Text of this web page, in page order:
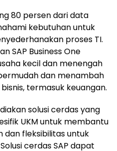
80 persen dari data
kebutuhan untuk
proses TI.
SAP Business One
kecil dan menengah
dan menambah
termasuk keuangan.
solusi cerdas yang
UKM untuk membantu
dan fleksibilitas untuk
cerdas SAP dapat